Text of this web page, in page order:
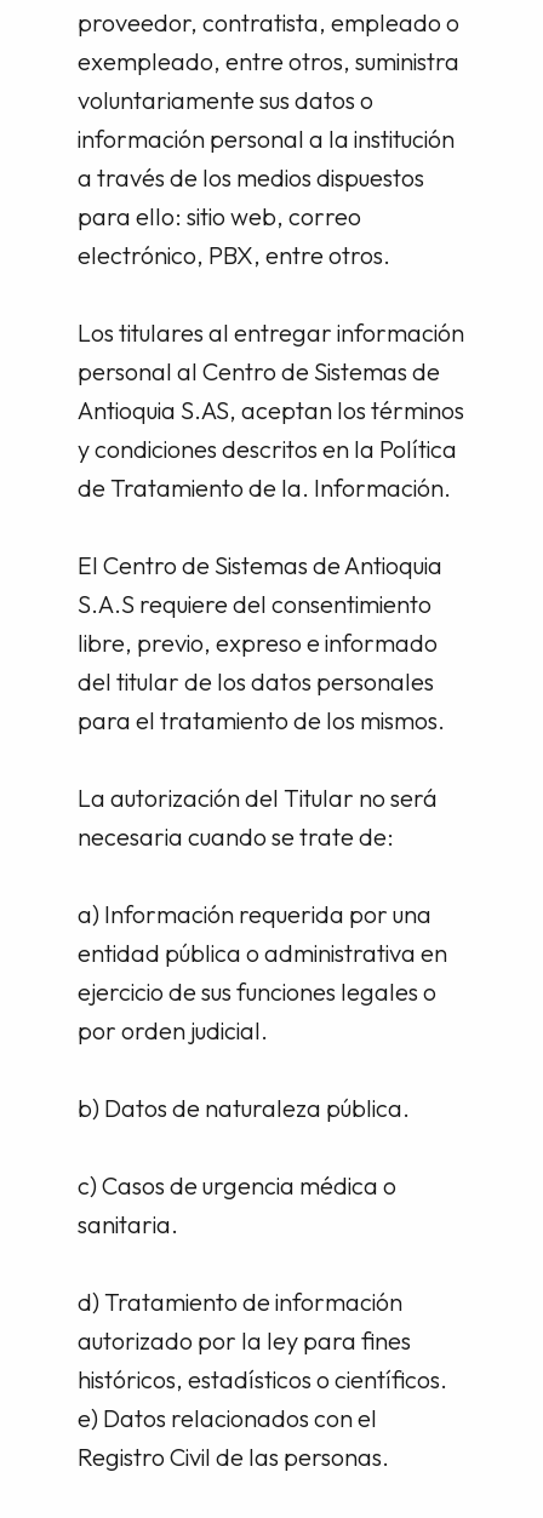
proveedor, contratista, empleado o
exempleado, entre otros, suministra
voluntariamente sus datos o
información personal a la institución
a través de los medios dispuestos
para ello: sitio web, correo
electrónico, PBX, entre otros.
Los titulares al entregar información
personal al Centro de Sistemas de
Antioquia S.AS, aceptan los términos
y condiciones descritos en la Política
de Tratamiento de la. Información.
El Centro de Sistemas de Antioquia
S.A.S requiere del consentimiento
libre, previo, expreso e informado
del titular de los datos personales
para el tratamiento de los mismos.
La autorización del Titular no será
necesaria cuando se trate de:
a) Información requerida por una
entidad pública o administrativa en
ejercicio de sus funciones legales o
por orden judicial.
b) Datos de naturaleza pública.
c) Casos de urgencia médica o
sanitaria.
d) Tratamiento de información
autorizado por la ley para fines
históricos, estadísticos o científicos.
e) Datos relacionados con el
Registro Civil de las personas.